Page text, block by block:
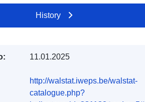
History
11.01.2025
http://walstat.iweps.be/walstat-
catalogue.php?